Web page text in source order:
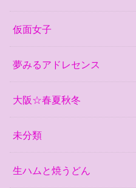
仮面女子
夢みるアドレセンス
大阪☆春夏秋冬
未分類
生ハムと焼うどん